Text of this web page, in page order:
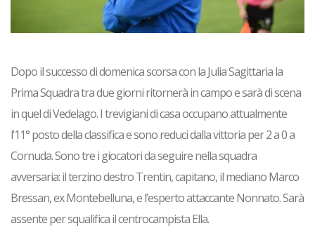
Dopo il successo di domenica scorsa con la Julia Sagittaria la
Prima Squadra tra due giorni ritornerà in campo e sarà di scena
in quel di Vedelago. I trevigiani di casa occupano attualmente
l’11° posto della classifica e sono reduci dalla vittoria per 2 a 0 a
Cornuda. Sono tre i giocatori da seguire nella squadra
avversaria: il terzino destro Trentin, capitano, il mediano Marco
Bressan, ex Montebelluna, e l’esperto attaccante Nonnato. Sarà
assente per squalifica il centrocampista Ella.